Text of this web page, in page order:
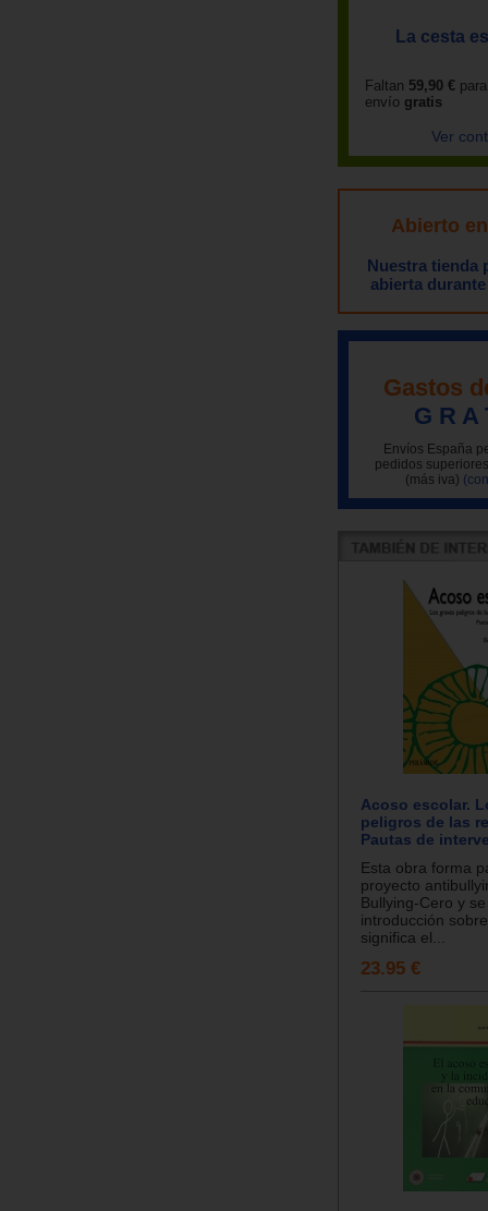
La cesta
Faltan 59,90 €
envío gratis
Ver
Abierto
Nuestra tienda
abierta
Gastos
G R A
Envíos España
pedidos
(más iva)
Acoso escolar.
peligros de las
Pautas de
Esta obra forma
proyecto
Bullying-Cero y
introducción
significa el...
23.95 €